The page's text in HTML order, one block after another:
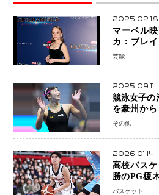
2025.02.18
マーベル
カ：ブレ
新ブラック
芸能
2025.09.11
競泳女子の
を豪州か
糧に、28年
その他
2026.01.14
高校バス
勝のPG榎
プロの現場
バスケット